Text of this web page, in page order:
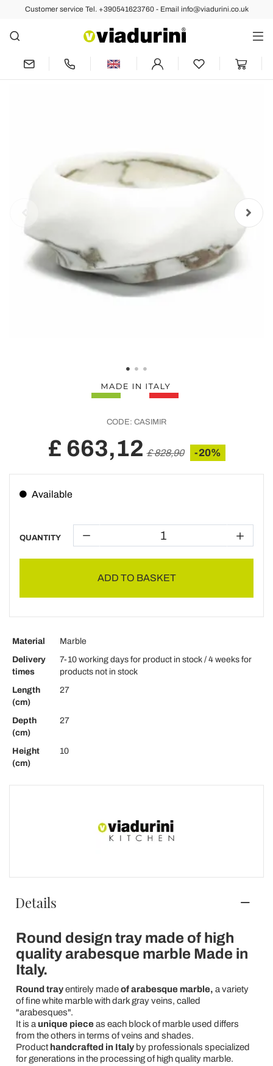
Customer service Tel. +390541623760 - Email info@viadurini.co.uk
Back Previous Next
Round Design Tray in Arabescato
Marble Made in Italy - Casimir
CODE: CASIMIR
£ 663,12 £ 828,90 -20%
Available
QUANTITY
ADD TO BASKET
Material
Marble
Delivery
times
7-10 working days for product in stock / 4 weeks for
products not in stock
Length
(cm)
27
Depth
(cm)
27
Height
(cm)
10
Details
Round design tray made of high
quality arabesque marble Made in
Italy.
Round trayentirely madeof arabesque marble, a variety
of fine white marble with dark gray veins, called
"arabesques".
It is a unique pieceas each block of marble used differs
from the others in terms of veins and shades.
Product handcrafted in Italyby professionals specialized
for generations in the processing of high quality marble.